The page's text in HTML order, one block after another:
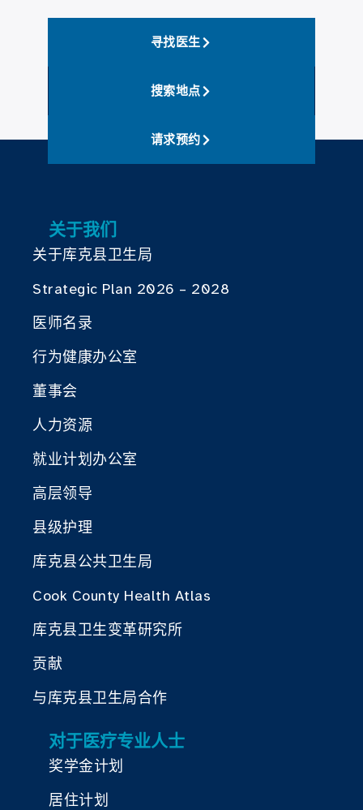
寻找医生
搜索地点
请求预约
关于我们
关于库克县卫生局
Strategic Plan 2026 – 2028
医师名录
行为健康办公室
董事会
人力资源
就业计划办公室
高层领导
县级护理
库克县公共卫生局
Cook County Health Atlas
库克县卫生变革研究所
贡献
与库克县卫生局合作
对于医疗专业人士
奖学金计划
居住计划